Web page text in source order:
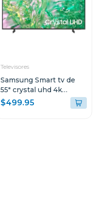
Televisores
Samsung Smart tv de
55" crystal uhd 4k
du8000
$499.95